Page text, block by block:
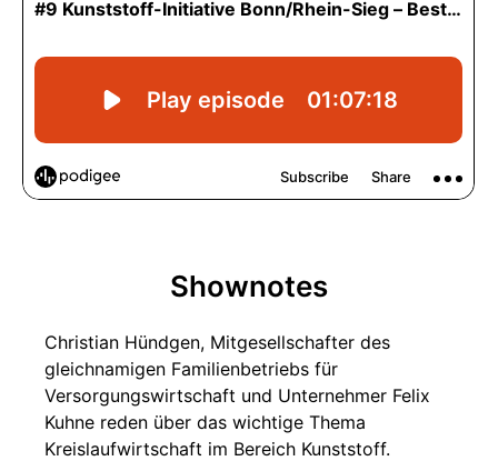
Shownotes
Christian Hündgen, Mitgesellschafter des
gleichnamigen Familienbetriebs für
Versorgungswirtschaft und Unternehmer Felix
Kuhne reden über das wichtige Thema
Kreislaufwirtschaft im Bereich Kunststoff.